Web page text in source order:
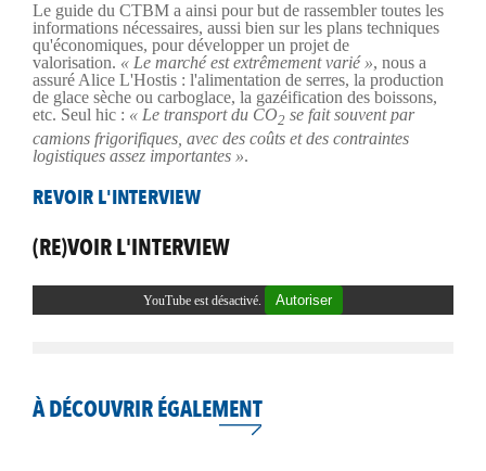
Le guide du CTBM a ainsi pour but de rassembler toutes les
informations nécessaires, aussi bien sur les plans techniques
qu'économiques, pour développer un projet de
valorisation. « Le marché est extrêmement varié », nous a
assuré Alice L'Hostis : l'alimentation de serres, la production
de glace sèche ou carboglace, la gazéification des boissons,
etc. Seul hic : « Le transport du CO2 se fait souvent par
camions frigorifiques, avec des coûts et des contraintes
logistiques assez importantes ».
REVOIR L'INTERVIEW
(RE)VOIR L'INTERVIEW
YouTube est désactivé. Autoriser
À DÉCOUVRIR ÉGALEMENT